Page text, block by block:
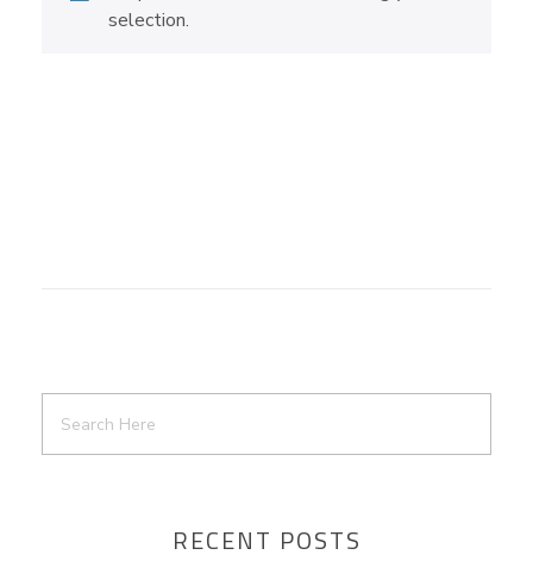
selection.
RECENT POSTS